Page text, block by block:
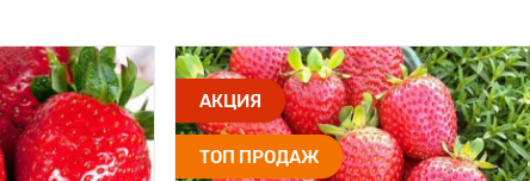
АКЦИЯ
ТОП ПРОДАЖ